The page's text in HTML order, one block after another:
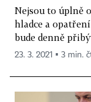
Nejsou to úplně
hladce a
bude denně
23. 3. 2021 ▪ 3 min.